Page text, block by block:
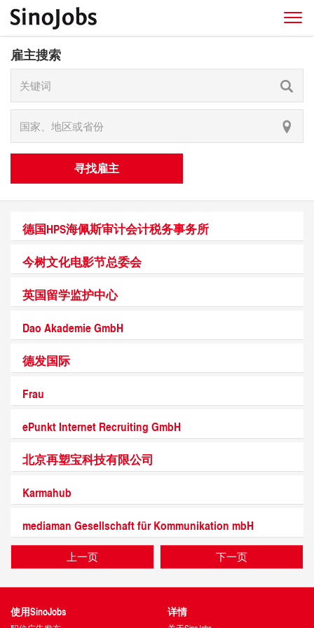
雇主搜索
寻找雇主
德国HPS海佩斯审计会计税务事务所
今树文化电影节总委会
英国留学监护中心
Dao Akademie GmbH
德发国际
Frau
ePunkt Internet Recruiting GmbH
北京再塑宝科技有限公司
Karmahub
mediaman Gesellschaft für Kommunikation mbH
上一页 下一页
使用SinoJobs 详情